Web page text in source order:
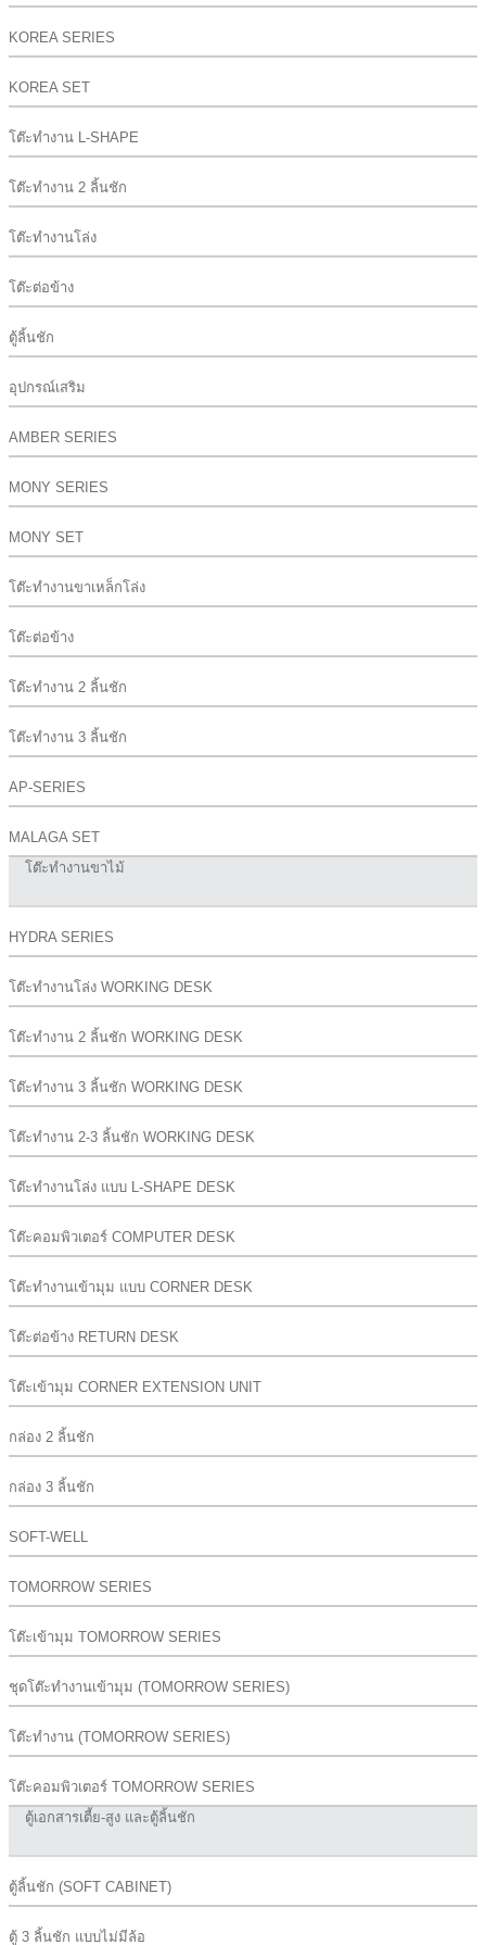
KOREA SERIES
KOREA SET
โต๊ะทำงาน L-SHAPE
โต๊ะทำงาน 2 ลิ้นชัก
โต๊ะทำงานโล่ง
โต๊ะต่อข้าง
ตู้ลิ้นชัก
อุปกรณ์เสริม
AMBER SERIES
MONY SERIES
MONY SET
โต๊ะทำงานขาเหล็กโล่ง
โต๊ะต่อข้าง
โต๊ะทำงาน 2 ลิ้นชัก
โต๊ะทำงาน 3 ลิ้นชัก
AP-SERIES
MALAGA SET
โต๊ะทำงานขาไม้
HYDRA SERIES
โต๊ะทำงานโล่ง WORKING DESK
โต๊ะทำงาน 2 ลิ้นชัก WORKING DESK
โต๊ะทำงาน 3 ลิ้นชัก WORKING DESK
โต๊ะทำงาน 2-3 ลิ้นชัก WORKING DESK
โต๊ะทำงานโล่ง แบบ L-SHAPE DESK
โต๊ะคอมพิวเตอร์ COMPUTER DESK
โต๊ะทำงานเข้ามุม แบบ CORNER DESK
โต๊ะต่อข้าง RETURN DESK
โต๊ะเข้ามุม CORNER EXTENSION UNIT
กล่อง 2 ลิ้นชัก
กล่อง 3 ลิ้นชัก
SOFT-WELL
TOMORROW SERIES
โต๊ะเข้ามุม TOMORROW SERIES
ชุดโต๊ะทำงานเข้ามุม (TOMORROW SERIES)
โต๊ะทำงาน (TOMORROW SERIES)
โต๊ะคอมพิวเตอร์ TOMORROW SERIES
ตู้เอกสารเตี้ย-สูง และตู้ลิ้นชัก
ตู้ลิ้นชัก (SOFT CABINET)
ตู้ 3 ลิ้นชัก แบบไม่มีล้อ